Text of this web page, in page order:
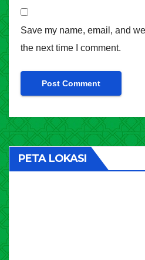
Save my name, email, and
the next time I comment.
PETA LOKASI